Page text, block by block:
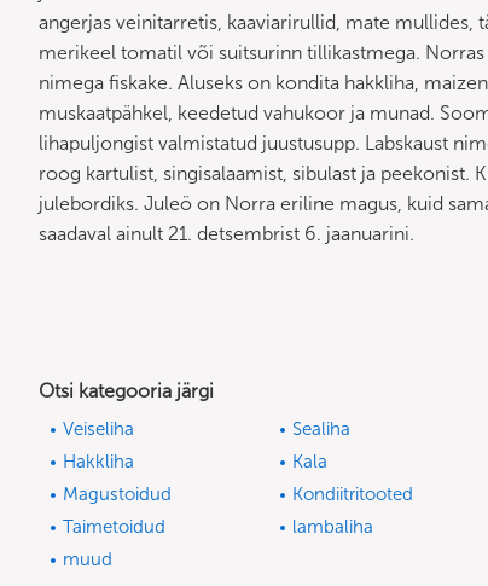
angerjas veinitarretis, kaaviarirullid, mate mullides,
merikeel tomatil või suitsurinn tillikastmega.
nimega fiskake. Aluseks on kondita hakkliha,
muskaatpähkel, keedetud vahukoor ja munad.
lihapuljongist valmistatud juustusupp. Labskaust
roog kartulist, singisalaamist, sibulast ja peekonist.
julebordiks. Juleö on Norra eriline magus, kuid
saadaval ainult 21. detsembrist 6. jaanuarini.
Otsi kategooria järgi
Veiseliha Sealiha
Hakkliha
Kala
Magustoidud
Kondiitritooted
Taimetoidud
lambaliha
muud